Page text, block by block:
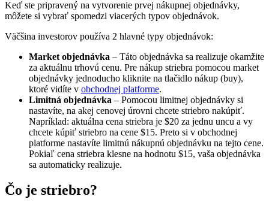
Keď ste pripravený na vytvorenie prvej nákupnej objednávky,
môžete si vybrať spomedzi viacerých typov objednávok.
Väčšina investorov používa 2 hlavné typy objednávok:
Market objednávka – Táto objednávka sa realizuje okamžite
za aktuálnu trhovú cenu. Pre nákup striebra pomocou market
objednávky jednoducho kliknite na tlačidlo nákup (buy),
ktoré vidíte v obchodnej platforme.
Limitná objednávka – Pomocou limitnej objednávky si
nastavíte, na akej cenovej úrovni chcete striebro nakúpiť.
Napríklad: aktuálna cena striebra je $20 za jednu uncu a vy
chcete kúpiť striebro na cene $15. Preto si v obchodnej
platforme nastavíte limitnú nákupnú objednávku na tejto cene.
Pokiaľ cena striebra klesne na hodnotu $15, vaša objednávka
sa automaticky realizuje.
Čo je striebro?